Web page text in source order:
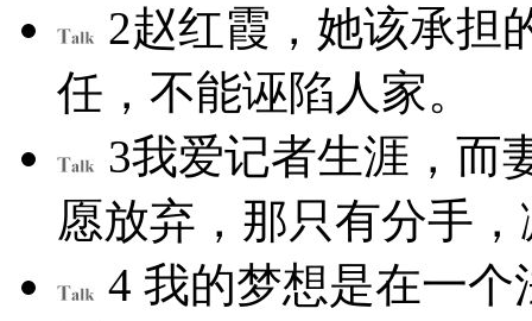
2赵红霞，她该承担
任，不能诬陷人家。
3我爱记者生涯，而
愿放弃，那只有分手
4 我的梦想是在一